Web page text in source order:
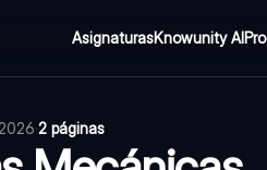
AsignaturasKnowunity AI
·2 páginas